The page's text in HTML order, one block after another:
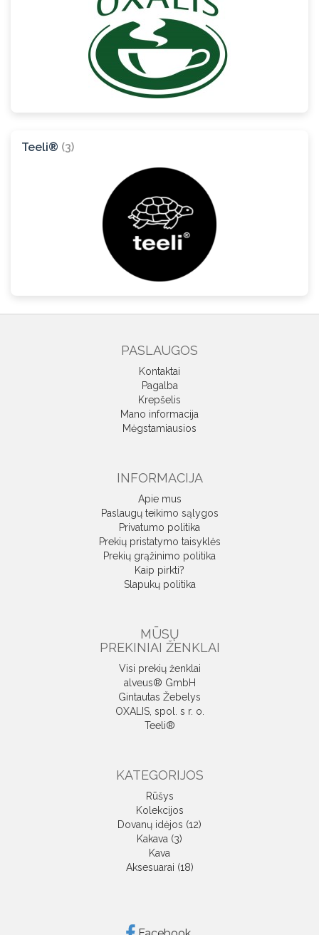
Teeli® (3)
PASLAUGOS
Kontaktai
Pagalba
Krepšelis
Mano informacija
Mėgstamiausios
INFORMACIJA
Apie mus
Paslaugų teikimo sąlygos
Privatumo politika
Prekių pristatymo taisyklės
Prekių grąžinimo politika
Kaip pirkti?
Slapukų politika
MŪSŲ
PREKINIAI ŽENKLAI
Visi prekių ženklai
alveus® GmbH
Gintautas Žebelys
OXALIS, spol. s r. o.
Teeli®
KATEGORIJOS
Rūšys
Kolekcijos
Dovanų idėjos (12)
Kakava (3)
Kava
Aksesuarai (18)